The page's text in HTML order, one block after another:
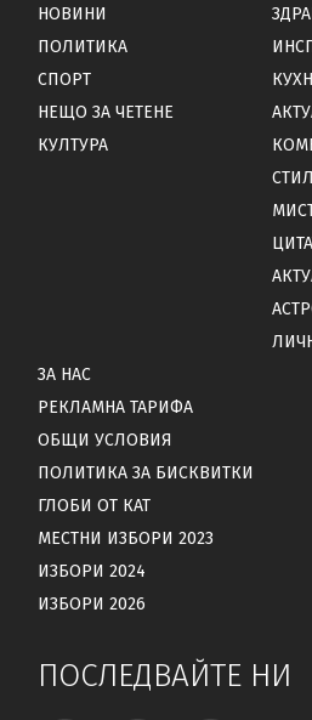
НОВИНИ
ПОЛИТИКА
СПОРТ
НЕЩО ЗА ЧЕТЕНЕ
КУЛТУРА
СТИЛ
ЗА НАС
РЕКЛАМНА ТАРИФА
ОБЩИ УСЛОВИЯ
ПОЛИТИКА ЗА БИСКВИТКИ
ГЛОБИ ОТ КАТ
МЕСТНИ ИЗБОРИ 2023
ИЗБОРИ 2024
ИЗБОРИ 2026
ПОСЛЕДВАЙТЕ НИ